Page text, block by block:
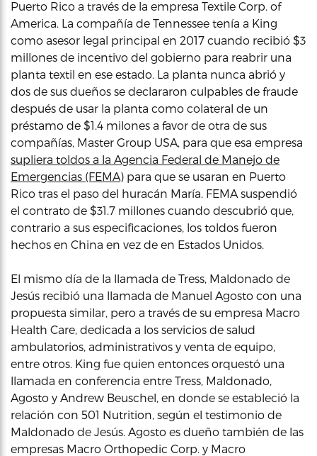
Puerto Rico a través de la empresa Textile Corp. of
America. La compañía de Tennessee tenía a King
como asesor legal principal en 2017 cuando recibió $3
millones de incentivo del gobierno para reabrir una
planta textil en ese estado. La planta nunca abrió y
dos de sus dueños se declararon culpables de fraude
después de usar la planta como colateral de un
préstamo de $1.4 milones a favor de otra de sus
compañías, Master Group USA, para que esa empresa
supliera toldos a la Agencia Federal de Manejo de
Emergencias (FEMA) para que se usaran en Puerto
Rico tras el paso del huracán María. FEMA suspendió
el contrato de $31.7 millones cuando descubrió que,
contrario a sus especificaciones, los toldos fueron
hechos en China en vez de en Estados Unidos.
El mismo día de la llamada de Tress, Maldonado de
Jesús recibió una llamada de Manuel Agosto con una
propuesta similar, pero a través de su empresa Macro
Health Care, dedicada a los servicios de salud
ambulatorios, administrativos y venta de equipo,
entre otros. King fue quien entonces orquestó una
llamada en conferencia entre Tress, Maldonado,
Agosto y Andrew Beuschel, en donde se estableció la
relación con 501 Nutrition, según el testimonio de
Maldonado de Jesús. Agosto es dueño también de las
empresas Macro Orthopedic Corp. y Macro